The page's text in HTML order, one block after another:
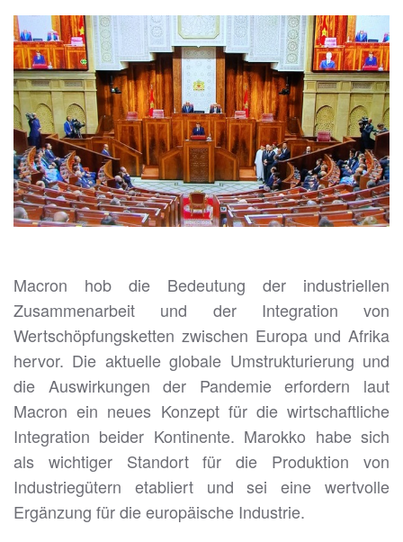
Macron hob die Bedeutung der industriellen
Zusammenarbeit und der Integration von
Wertschöpfungsketten zwischen Europa und Afrika
hervor. Die aktuelle globale Umstrukturierung und
die Auswirkungen der Pandemie erfordern laut
Macron ein neues Konzept für die wirtschaftliche
Integration beider Kontinente. Marokko habe sich
als wichtiger Standort für die Produktion von
Industriegütern etabliert und sei eine wertvolle
Ergänzung für die europäische Industrie.